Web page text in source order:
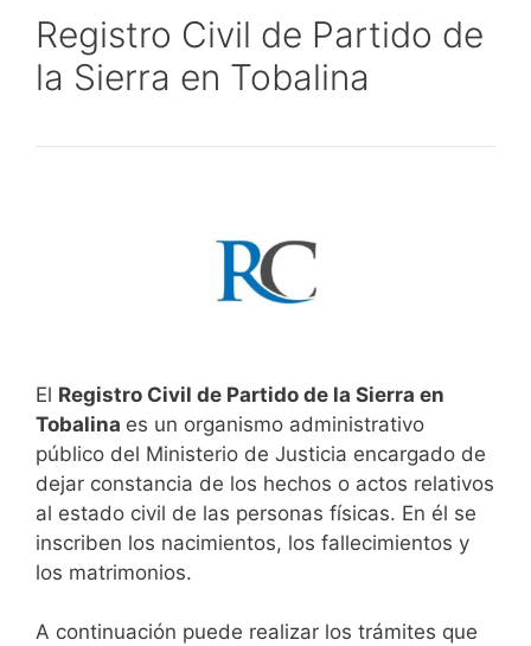
Registro Civil de Partido de
la Sierra en Tobalina
El Registro Civil de Partido de la Sierra en
Tobalina es un organismo administrativo
público del Ministerio de Justicia encargado de
dejar constancia de los hechos o actos relativos
al estado civil de las personas físicas. En él se
inscriben los nacimientos, los fallecimientos y
los matrimonios.
A continuación puede realizar los trámites que